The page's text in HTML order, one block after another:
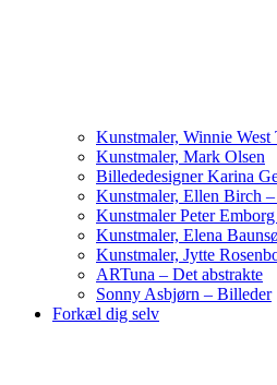
Kunstmaler, Winnie West
Kunstmaler, Mark Olsen
Billededesigner Karina
Kunstmaler, Ellen Birch
Kunstmaler Peter
Kunstmaler, Elena
Kunstmaler, Jytte
ARTuna – Det abstrakte
Sonny Asbjørn – Billeder
Forkæl dig selv